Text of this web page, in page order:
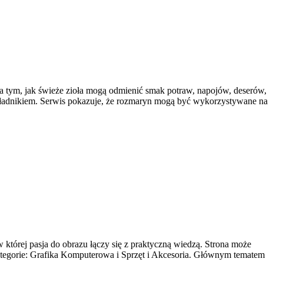
jak świeże zioła mogą odmienić smak potraw, napojów, deserów,
Serwis pokazuje, że rozmaryn mogą być wykorzystywane na
pasja do obrazu łączy się z praktyczną wiedzą. Strona może
Grafika Komputerowa i Sprzęt i Akcesoria. Głównym tematem